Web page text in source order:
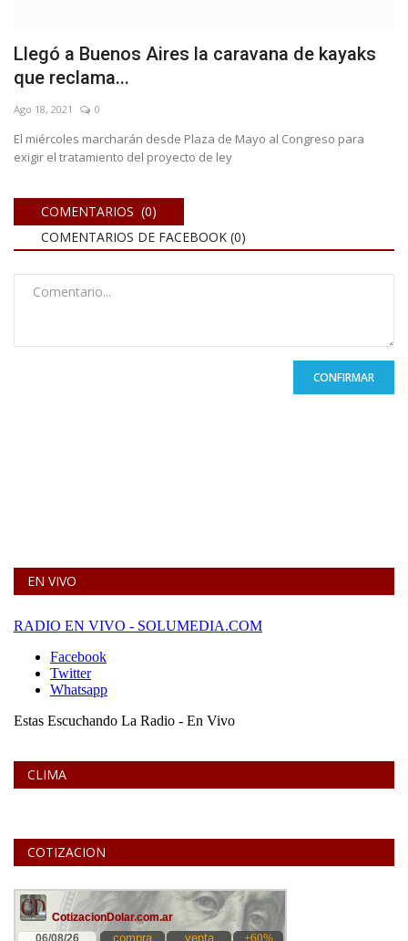
Llegó a Buenos Aires la caravana de kayaks
que reclama...
Ago 18, 2021 0
El miércoles marcharán desde Plaza de Mayo al Congreso para
exigir el tratamiento del proyecto de ley
COMENTARIOS (0)
COMENTARIOS DE FACEBOOK (0)
CONFIRMAR
EN VIVO
CLIMA
COTIZACION